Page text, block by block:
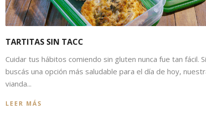
TARTITAS SIN TACC
Cuidar tus hábitos comiendo sin gluten nunca fue tan fácil. Si
buscás una opción más saludable para el día de hoy,
vianda...
LEER MÁS